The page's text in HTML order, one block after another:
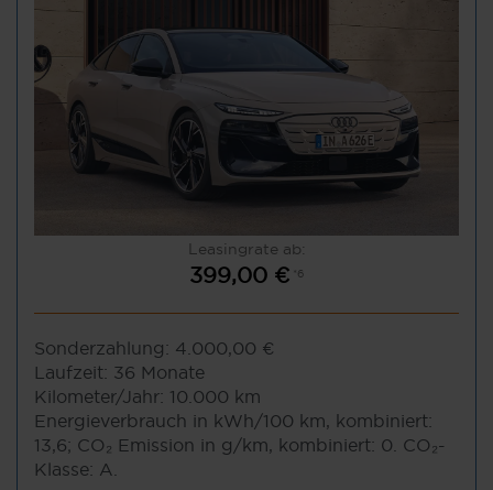
Leasingrate ab:
399,00 € *6
Sonderzahlung: 4.000,00 €
Laufzeit: 36 Monate
Kilometer/Jahr: 10.000 km
Energieverbrauch in kWh/100 km, kombiniert:
13,6; CO₂ Emission in g/km, kombiniert: 0. CO₂-
Klasse: A.